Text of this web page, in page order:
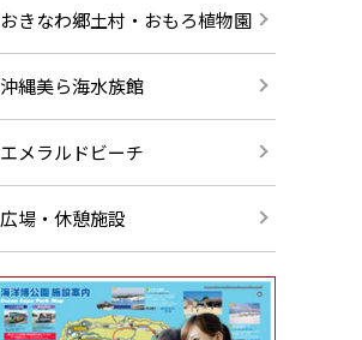
おきなわ郷土村・おもろ植物園
沖縄美ら海水族館
エメラルドビーチ
広場・休憩施設